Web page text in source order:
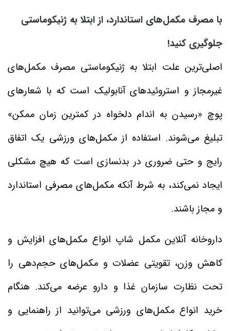
با مصرف مکمل‌های استاندارد، از ابتلا به ژنیکوماستی
جلوگیری کنید!
اصلی‌ترین علت ابتلا به ژنیکوماستی مصرف مکمل‌های
غیرمجاز و استروئیدهای آنابولیک است که با شعارهای
پوچ «رسیدن به اندام دلخواه در کمترین زمان ممکن»
تبلیغ می‌شوند. استفاده از مکمل‌های ورزشی یک اتفاق
رایج و حتی ضروری در بدنسازی است که هیچ مشکلی
ایجاد نمی‌کند، به شرط آنکه مکمل‌های مصرفی استاندارد
و مجاز باشند.
داروخانه آنلاین مکمل شاپ انواع مکمل‌های افزایش و
کاهش وزن، تقویتی عضلات و مکمل‌های حجم‌دهی را
تحت نظارت سازمان غذا و دارو عرضه می‌کند. هنگام
خرید انواع مکمل‌های ورزشی می‌توانید از راهنمایی و